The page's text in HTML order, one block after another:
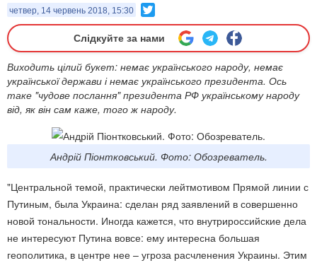
четвер, 14 червень 2018, 15:30
Слідкуйте за нами
Виходить цілий букет: немає українського народу, немає
української держави і немає українського президента. Ось
таке "чудове послання" президента РФ українському народу
від, як він сам каже, того ж народу.
Андрій Піонтковський. Фото: Обозреватель.
"Центральной темой, практически лейтмотивом Прямой линии с
Путиным, была Украина: сделан ряд заявлений в совершенно
новой тональности. Иногда кажется, что внутрироссийские дела
не интересуют Путина вовсе: ему интересна большая
геополитика, в центре нее – угроза расчленения Украины. Этим